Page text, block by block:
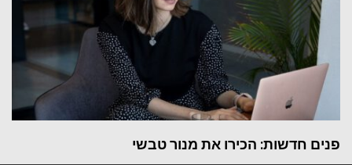
פנים חדשות: הכירו את מנור טבשי